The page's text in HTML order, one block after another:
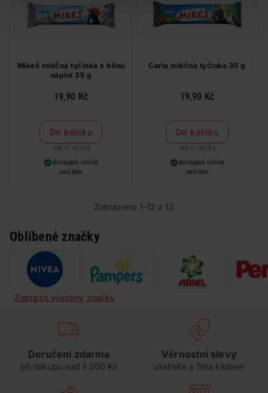
Mikeš mléčná tyčinka s bílou
náplní 35 g
19,90 Kč
Do košíku
568,57 Kč / kg
dostupné online
načítám
Carla mléčná tyčinka 35 g
19,90 Kč
Do košíku
568,57 Kč / kg
dostupné online
načítám
Zobrazeno 1-12 z 12
Oblíbené značky
Zobrazit všechny značky
Doručení zdarma
při nákupu nad 1 200 Kč
Věrnostní slevy
ušetřete s Teta klubem